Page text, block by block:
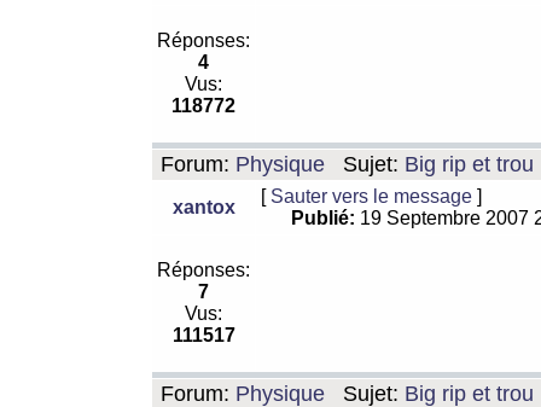
Réponses:
4
Vus:
118772
Forum: Physique Sujet: Big rip et trou
xantox
[ Sauter vers le message ]
Publié: 19 Septembre 2007
Réponses:
7
Vus:
111517
Forum: Physique Sujet: Big rip et trou